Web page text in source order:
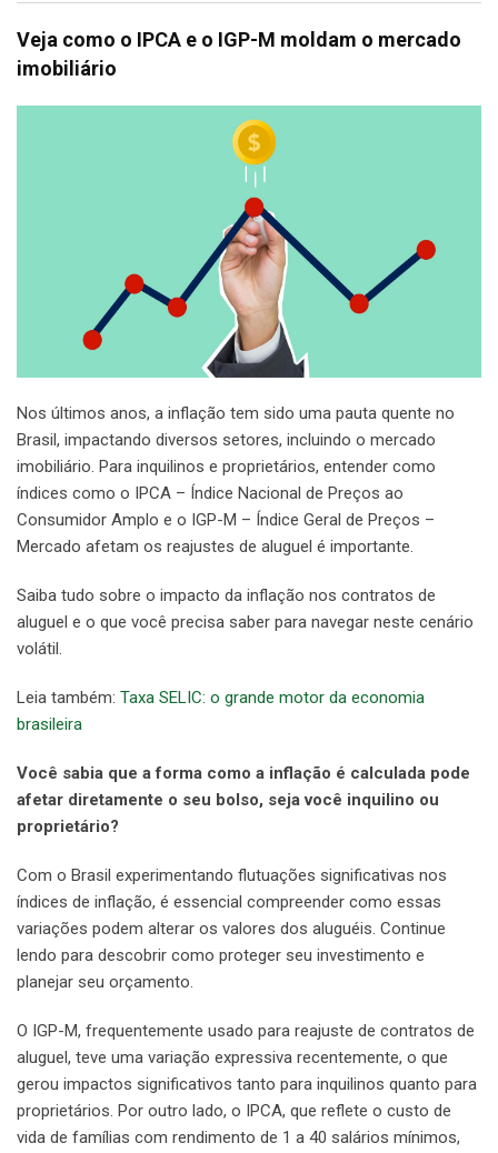
Veja como o IPCA e o IGP-M moldam o mercado
imobiliário
Nos últimos anos, a inflação tem sido uma pauta quente no
Brasil, impactando diversos setores, incluindo o mercado
imobiliário. Para inquilinos e proprietários, entender como
índices como o IPCA – Índice Nacional de Preços ao
Consumidor Amplo e o IGP-M – Índice Geral de Preços –
Mercado afetam os reajustes de aluguel é importante.
Saiba tudo sobre o impacto da inflação nos contratos de
aluguel e o que você precisa saber para navegar neste cenário
volátil.
Leia também: Taxa SELIC: o grande motor da economia
brasileira
Você sabia que a forma como a inflação é calculada pode
afetar diretamente o seu bolso, seja você inquilino ou
proprietário?
Com o Brasil experimentando flutuações significativas nos
índices de inflação, é essencial compreender como essas
variações podem alterar os valores dos aluguéis. Continue
lendo para descobrir como proteger seu investimento e
planejar seu orçamento.
O IGP-M, frequentemente usado para reajuste de contratos de
aluguel, teve uma variação expressiva recentemente, o que
gerou impactos significativos tanto para inquilinos quanto para
proprietários. Por outro lado, o IPCA, que reflete o custo de
vida de famílias com rendimento de 1 a 40 salários mínimos,